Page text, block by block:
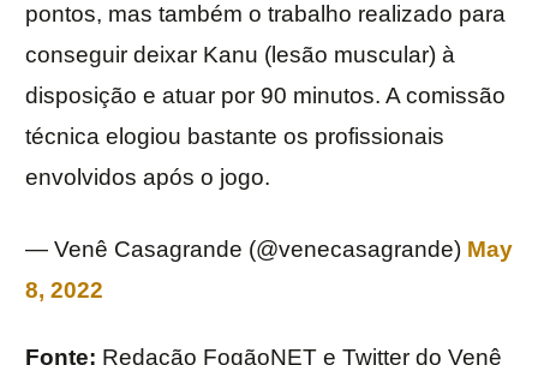
pontos, mas também o trabalho realizado para
conseguir deixar Kanu (lesão muscular) à
disposição e atuar por 90 minutos. A comissão
técnica elogiou bastante os profissionais
envolvidos após o jogo.
— Venê Casagrande (@venecasagrande) May
8, 2022
Fonte: Redação FogãoNET e Twitter do Venê